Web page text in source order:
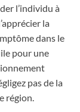
l’individu à
la
dans le
pour une
pas de la
région.